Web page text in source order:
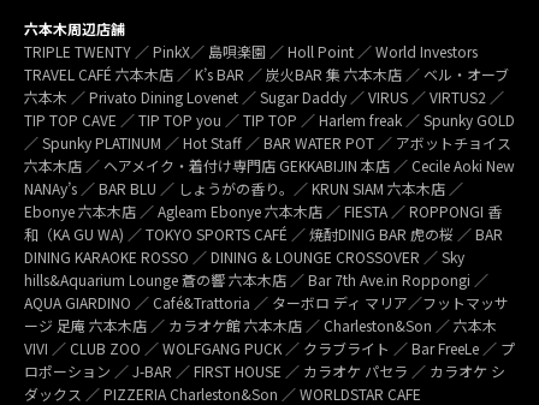
六本木周辺店舗
TRIPLE TWENTY ／ PinkX／ 島唄楽園 ／ Holl Point ／ World Investors
TRAVEL CAFÉ 六本木店 ／ K’s BAR ／ 炭火BAR 集 六本木店 ／ ベル・オーブ
六本木 ／ Privato Dining Lovenet ／ Sugar Daddy ／ VIRUS ／ VIRTUS2 ／
TIP TOP CAVE ／ TIP TOP you ／ TIP TOP ／ Harlem freak ／ Spunky GOLD
／ Spunky PLATINUM ／ Hot Staff ／ BAR WATER POT ／ アボットチョイス
六本木店 ／ ヘアメイク・着付け専門店 GEKKABIJIN 本店 ／ Cecile Aoki New
NANAy’s ／ BAR BLU ／ しょうがの香り。／ KRUN SIAM 六本木店 ／
Ebonye 六本木店 ／ Agleam Ebonye 六本木店 ／ FIESTA ／ ROPPONGI 香
和（KA GU WA) ／ TOKYO SPORTS CAFÉ ／ 焼酎DINIG BAR 虎の桜 ／ BAR
DINING KARAOKE ROSSO ／ DINING & LOUNGE CROSSOVER ／ Sky
hills&Aquarium Lounge 蒼の響 六本木店 ／ Bar 7th Ave.in Roppongi ／
AQUA GIARDINO ／ Café&Trattoria ／ ターボロ ディ マリア／フットマッサ
ージ 足庵 六本木店 ／ カラオケ館 六本木店 ／ Charleston&Son ／ 六本木
VIVI ／ CLUB ZOO ／ WOLFGANG PUCK ／ クラブライト ／ Bar FreeLe ／ プ
ロポーション ／ J-BAR ／ FIRST HOUSE ／ カラオケ パセラ ／ カラオケ シ
ダックス ／ PIZZERIA Charleston&Son ／ WORLDSTAR CAFE